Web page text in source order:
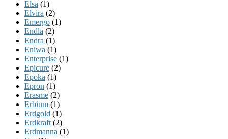
Elsa (1)
Elvira (2)
Emergo (1)
Endla (2)
Endra (1)
Eniwa (1)
Enterprise (1)
Epicure (2)
Epoka (1)
Epron (1)
Erasme (2)
Erbium (1)
Erdgold (1)
Erdkraft (2)
Erdmanna (1)